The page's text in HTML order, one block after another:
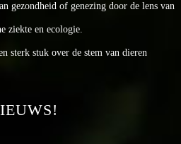
gezondheid of genezing door de lens van
ziekte en ecologie.
sterk stuk over de stem van dieren